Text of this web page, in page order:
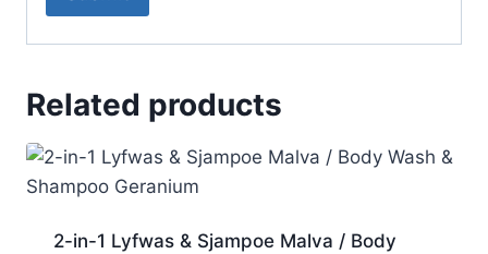
Related products
2-in-1 Lyfwas & Sjampoe Malva / Body